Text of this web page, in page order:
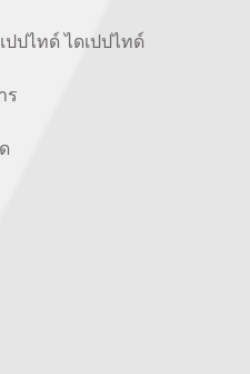
ปไทด์ ไดเปปไทด์
ร